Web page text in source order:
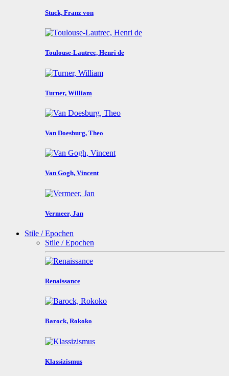
Stuck, Franz von
Toulouse-Lautrec, Henri de
Turner, William
Van Doesburg, Theo
Van Gogh, Vincent
Vermeer, Jan
Stile / Epochen
Stile / Epochen
Renaissance
Barock, Rokoko
Klassizismus